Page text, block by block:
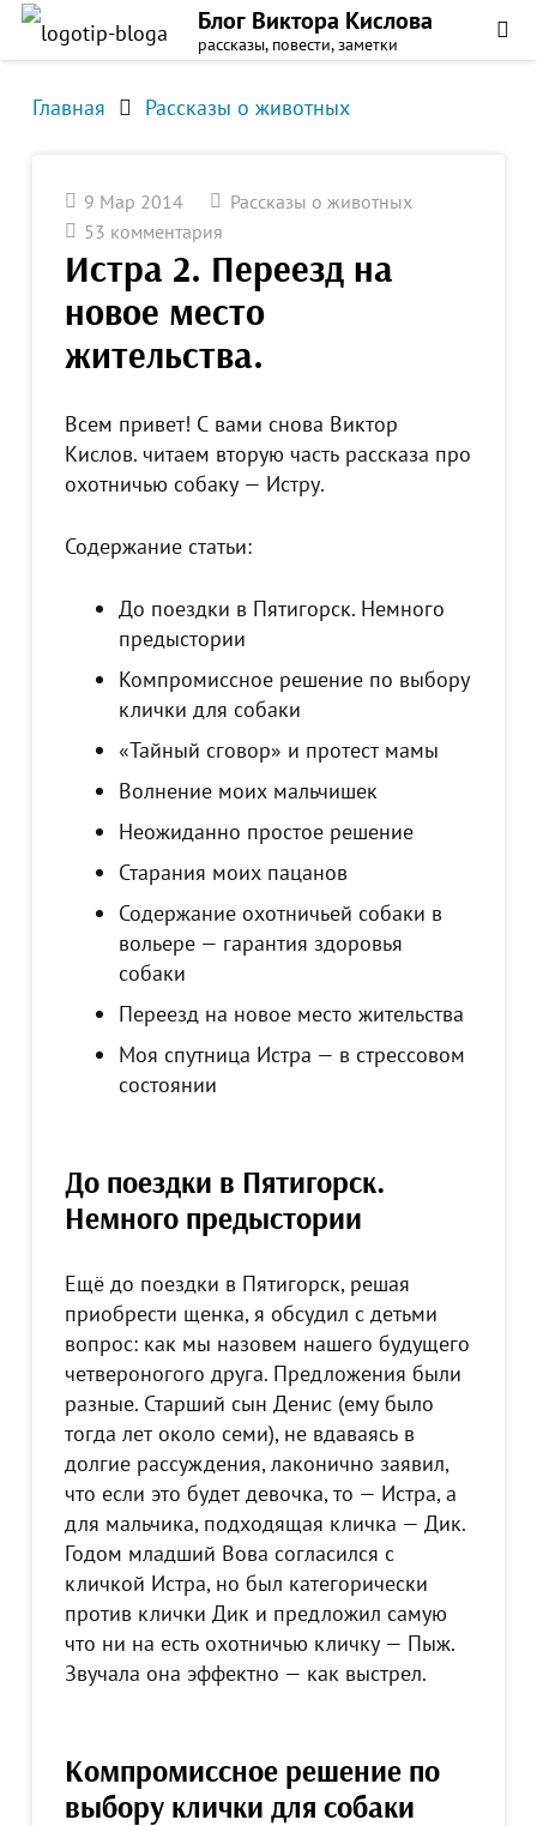
Блог Виктора Кислова
рассказы, повести, заметки
Главная Рассказы о животных
9 Мар 2014
Рассказы о животных
53 комментария
Истра 2. Переезд на
новое место
жительства.
Всем привет! С вами снова Виктор
Кислов. читаем вторую часть рассказа про
охотничью собаку — Истру.
Содержание статьи:
До поездки в Пятигорск. Немного
предыстории
Компромиссное решение по выбору
клички для собаки
«Тайный сговор» и протест мамы
Волнение моих мальчишек
Неожиданно простое решение
Старания моих пацанов
Содержание охотничьей собаки в
вольере — гарантия здоровья
собаки
Переезд на новое место жительства
Моя спутница Истра — в стрессовом
состоянии
До поездки в Пятигорск.
Немного предыстории
Ещё до поездки в Пятигорск, решая
приобрести щенка, я обсудил с детьми
вопрос: как мы назовем нашего будущего
четвероногого друга. Предложения были
разные. Старший сын Денис (ему было
тогда лет около семи), не вдаваясь в
долгие рассуждения, лаконично заявил,
что если это будет девочка, то — Истра, а
для мальчика, подходящая кличка — Дик.
Годом младший Вова согласился с
кличкой Истра, но был категорически
против клички Дик и предложил самую
что ни на есть охотничью кличку — Пыж.
Звучала она эффектно — как выстрел.
Компромиссное решение по
выбору клички для собаки